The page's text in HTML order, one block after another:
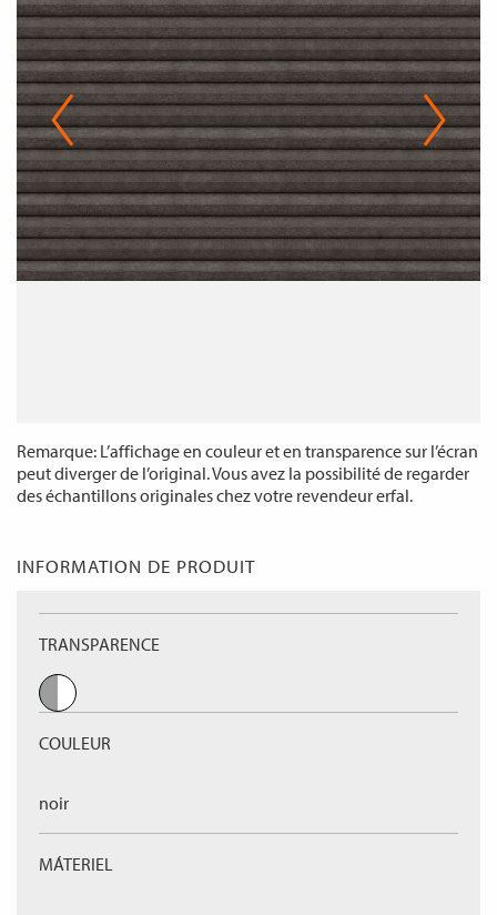
Remarque: L’affichage en couleur et en transparence sur l’écran
peut diverger de l’original. Vous avez la possibilité de regarder
des échantillons originales chez votre revendeur erfal.
INFORMATION DE PRODUIT
TRANSPARENCE
COULEUR
noir
MÁTERIEL